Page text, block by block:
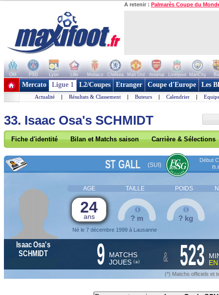
A retenir : Palmarès Coupe du
OM PSG Lyon Lille Monaco Chelsea Man Utd Arsenal Liverpool ManCity
+ de clubs
Mercato Ligue 1 L2/Coupes Etranger Coupe d'Europe Les
Actualité | Résultats & Classement | Buteurs | Calendrier |
33. Isaac Osa's SCHMIDT
Fiche d'identité Bilan et Matchs saison Carrière & Sélections
ST GALL (SUI)
Début
AGE TAILLE POIDS
24
ans
Né le 7 décembre 1999 à Lausanne
? m ? kg
Isaac Osa's
SCHMIDT
9 MATCHS
JOUES (*) & 523
(*) Matchs officiels et